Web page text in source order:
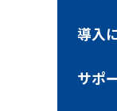
導入
サポ